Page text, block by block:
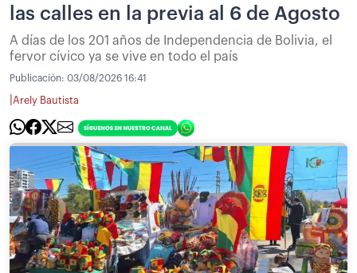
las calles en la previa al 6 de Agosto
A días de los 201 años de Independencia de Bolivia, el
fervor cívico ya se vive en todo el país
Publicación: 03/08/2026 16:41
Arely Bautista